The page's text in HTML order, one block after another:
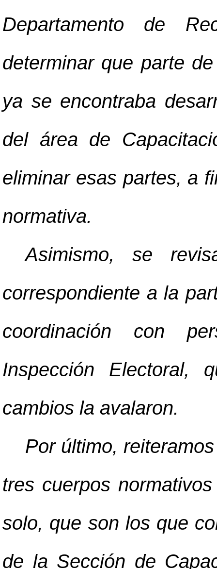
Departamento de
determinar que parte
ya se encontraba
del área de
eliminar esas partes, a
normativa.
Asimismo, se
correspondiente a la
coordinación con
Inspección Electoral,
cambios la avalaron.
Por último,
tres cuerpos
solo, que son los que
de la Sección de